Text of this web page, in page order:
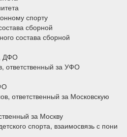
спорту
сборной
состава сборной
ДФО
ответственный за УФО
ответственный за Московскую
за Москву
спорта, взаимосвязь с пони